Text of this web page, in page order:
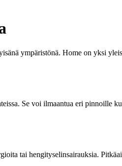
ympäristönä. Home on yksi
Se voi ilmaantua eri pinnoille
tai hengityselinsairauksia.